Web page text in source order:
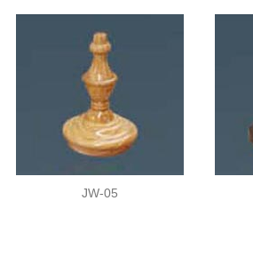
JW-05